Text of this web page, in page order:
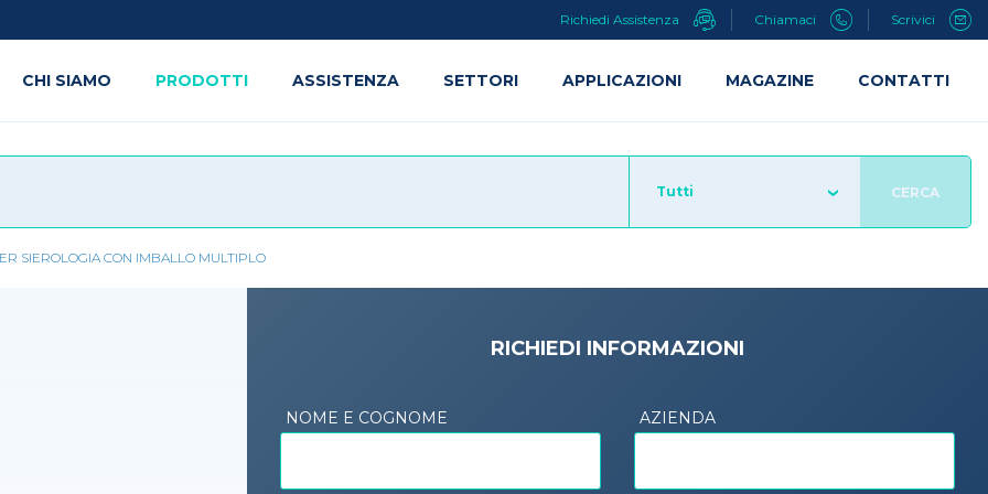
Tutti CERCA
SIEROLOGIA CON IMBALLO MULTIPLO
RICHIEDI INFORMAZIONI
NOME E COGNOME AZIENDA
Richiedi Assistenza Chiamaci Scrivici
CHI SIAMO PRODOTTI ASSISTENZA SETTORI APPLICAZIONI MAGAZINE CONTATTI